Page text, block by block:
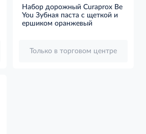
Набор дорожный Curaprox Be
You Зубная паста с щеткой и
ершиком оранжевый
Только в торговом центре